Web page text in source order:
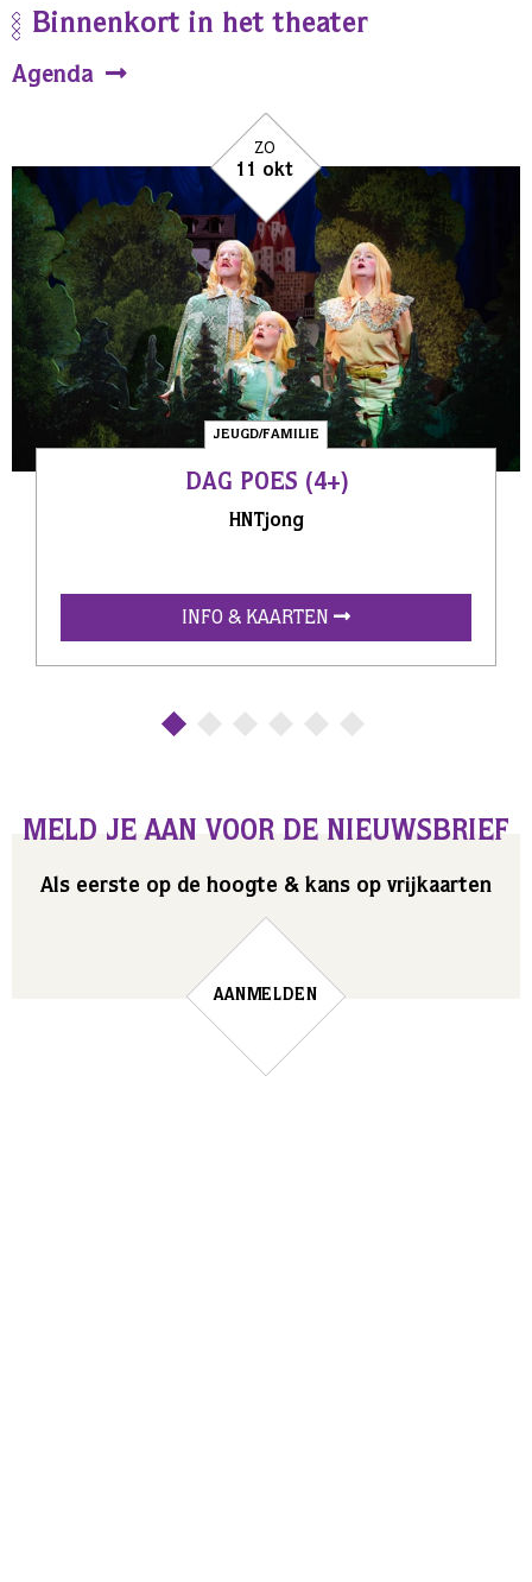
Binnenkort in het theater
Agenda
zo
11 okt
JEUGD/FAMILIE
DAG POES (4+)
HNTjong
INFO & KAARTEN
MELD JE AAN VOOR DE NIEUWSBRIEF
Als eerste op de hoogte & kans op vrijkaarten
AANMELDEN